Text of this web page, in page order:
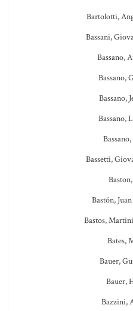
Bartolotti,
Bassani,
Bassano,
Bassano,
Bassano,
Bassano,
Bassetti,
Bastón,
Bastos,
Bates,
Bauer,
Bauer,
Bazzini,